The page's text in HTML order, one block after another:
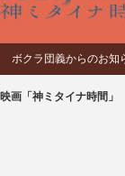
ボクラ団義からのお知
映画「神ミタイナ時間」